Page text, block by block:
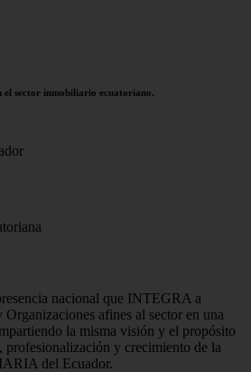
el sector inmobiliario ecuatoriano.
nacional que INTEGRA a
Organizaciones afines al sector en una
la misma visión y el propósito
profesionalización y crecimiento de la
del Ecuador.